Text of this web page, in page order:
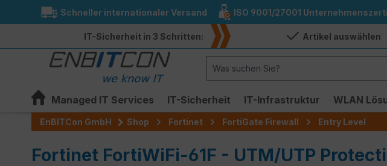
Zur Hauptnavigation springen
Schneller internationaler Versand ISO 9001/27001
IT-Sicherheit in 3 Schritten: Artikel auswählen
Managed IT Services IT-Sicherheit IT-Infrastruktur WLAN
EnBITCon GmbH Shop Fortinet FortiGate Firewall Entry Level
Fortinet FortiWiFi-61F - UTM/UTP